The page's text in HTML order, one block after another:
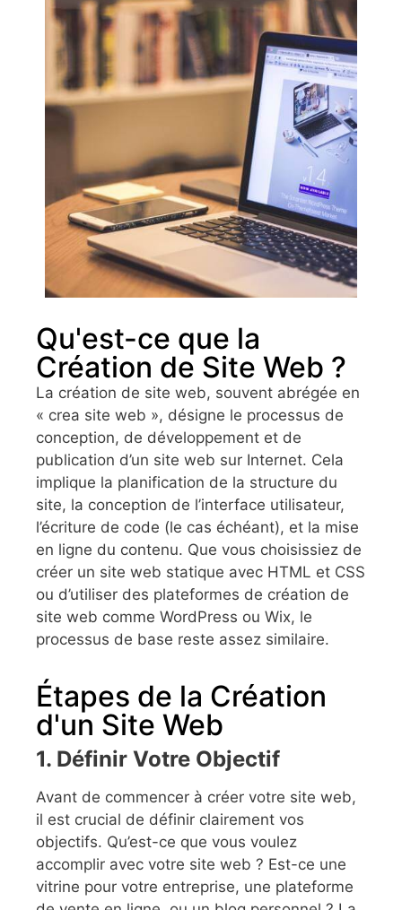
Qu'est-ce que la
Création de Site Web ?
La création de site web, souvent abrégée en
« crea site web », désigne le processus de
conception, de développement et de
publication d’un site web sur Internet. Cela
implique la planification de la structure du
site, la conception de l’interface utilisateur,
l’écriture de code (le cas échéant), et la mise
en ligne du contenu. Que vous choisissiez de
créer un site web statique avec HTML et CSS
ou d’utiliser des plateformes de création de
site web comme WordPress ou Wix, le
processus de base reste assez similaire.
Étapes de la Création
d'un Site Web
1. Définir Votre Objectif
Avant de commencer à créer votre site web,
il est crucial de définir clairement vos
objectifs. Qu’est-ce que vous voulez
accomplir avec votre site web ? Est-ce une
vitrine pour votre entreprise, une plateforme